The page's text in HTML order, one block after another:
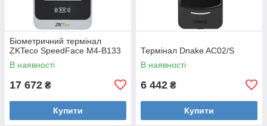
Біометричний термінал
ZKTeco SpeedFace M4-B133
В наявності
17 672 ₴
Купити
Термінал Dnake AC02/S
В наявності
6 442 ₴
Купити